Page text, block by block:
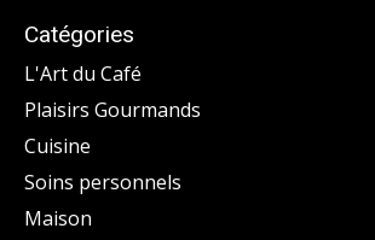
Catégories
L'Art du Café
Plaisirs Gourmands
Cuisine
Soins personnels
Maison